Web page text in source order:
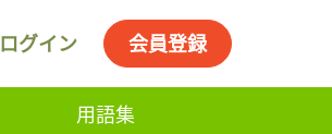
ログイン 会員登録
用語集